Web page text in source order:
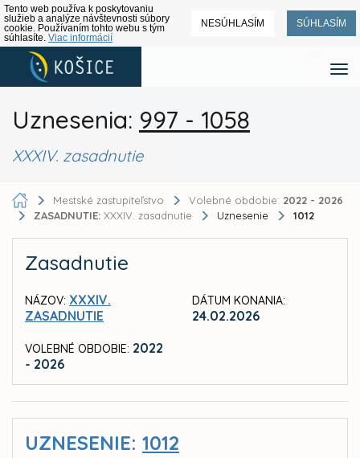
Tento web používa k poskytovaniu
služieb a analýze návštevnosti súbory
cookie. Používaním tohto webu s tým
súhlasíte. Viac informácií
NESÚHLASÍM SÚHLASÍM
Uznesenia: 997 - 1058
XXXIV. zasadnutie
Mestské zastupiteľstvo Volebné obdobie: 2022 - 2026
ZASADNUTIE: XXXIV. zasadnutie Uznesenie 1012
Zasadnutie
NÁZOV: XXXIV.
ZASADNUTIE
VOLEBNÉ OBDOBIE: 2022
- 2026
DÁTUM KONANIA:
24.02.2026
UZNESENIE: 1012